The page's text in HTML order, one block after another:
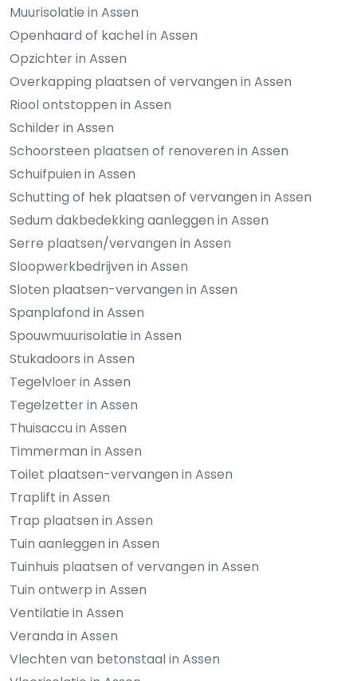
Muurisolatie in Assen
Openhaard of kachel in Assen
Opzichter in Assen
Overkapping plaatsen of vervangen in Assen
Riool ontstoppen in Assen
Schilder in Assen
Schoorsteen plaatsen of renoveren in Assen
Schuifpuien in Assen
Schutting of hek plaatsen of vervangen in Assen
Sedum dakbedekking aanleggen in Assen
Serre plaatsen/vervangen in Assen
Sloopwerkbedrijven in Assen
Sloten plaatsen-vervangen in Assen
Spanplafond in Assen
Spouwmuurisolatie in Assen
Stukadoors in Assen
Tegelvloer in Assen
Tegelzetter in Assen
Thuisaccu in Assen
Timmerman in Assen
Toilet plaatsen-vervangen in Assen
Traplift in Assen
Trap plaatsen in Assen
Tuin aanleggen in Assen
Tuinhuis plaatsen of vervangen in Assen
Tuin ontwerp in Assen
Ventilatie in Assen
Veranda in Assen
Vlechten van betonstaal in Assen